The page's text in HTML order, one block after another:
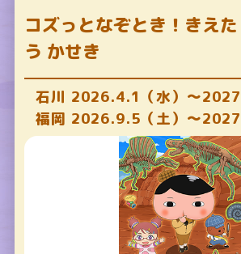
コズっとなぞとき！きえ
う かせき
石川 2026.4.1（水）～
福岡 2026.9.5（土）～